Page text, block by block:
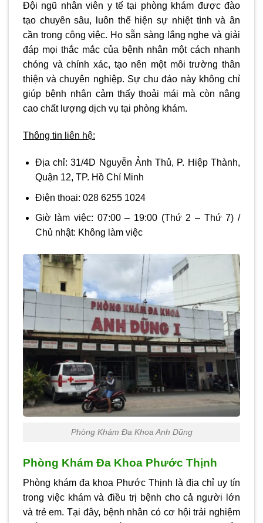
Đội ngũ nhân viên y tế tại phòng khám được đào
tạo chuyên sâu, luôn thể hiện sự nhiệt tình và ân
cần trong công việc. Họ sẵn sàng lắng nghe và giải
đáp mọi thắc mắc của bệnh nhân một cách nhanh
chóng và chính xác, tạo nên một môi trường thân
thiện và chuyên nghiệp. Sự chu đáo này không chỉ
giúp bệnh nhân cảm thấy thoải mái mà còn nâng
cao chất lượng dịch vụ tại phòng khám.
Thông tin liên hệ:
Địa chỉ:31/4D Nguyễn Ảnh Thủ, P. Hiệp Thành,
Quận 12, TP. Hồ Chí Minh
Điện thoại: 028 6255 1024
Giờ làm việc: 07:00 – 19:00 (Thứ 2 – Thứ 7) /
Chủ nhật: Không làm việc
Phòng Khám Đa Khoa Anh Dũng
Phòng Khám Đa Khoa Phước Thịnh
Phòng khám đa khoa Phước Thịnh là địa chỉ uy tín
trong việc khám và điều trị bệnh cho cả người lớn
và trẻ em. Tại đây, bệnh nhân có cơ hội trải nghiệm